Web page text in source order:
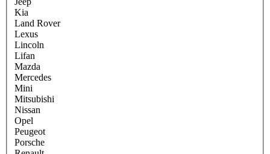
Kia
Land Rover
Lexus
Lincoln
Lifan
Mazda
Mercedes
Mini
Mitsubishi
Nissan
Opel
Peugeot
Porsche